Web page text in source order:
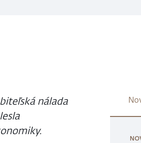
nálada